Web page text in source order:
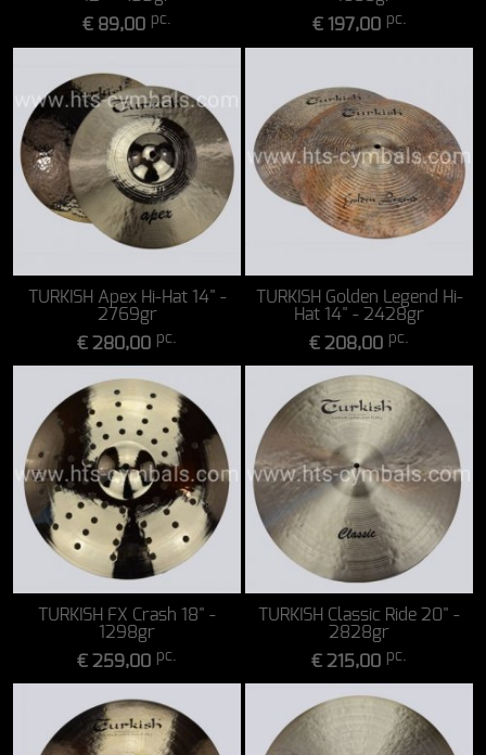
€ 89,00 pc.
€ 197,00 pc.
TURKISH Apex Hi-Hat 14" -
2769gr
€ 280,00 pc.
TURKISH Golden Legend Hi-
Hat 14" - 2428gr
€ 208,00 pc.
TURKISH FX Crash 18" -
1298gr
€ 259,00 pc.
TURKISH Classic Ride 20" -
2828gr
€ 215,00 pc.